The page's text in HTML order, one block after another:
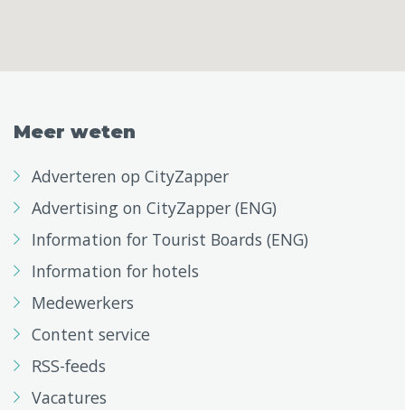
Meer weten
Adverteren op CityZapper
Advertising on CityZapper (ENG)
Information for Tourist Boards (ENG)
Information for hotels
Medewerkers
Content service
RSS-feeds
Vacatures